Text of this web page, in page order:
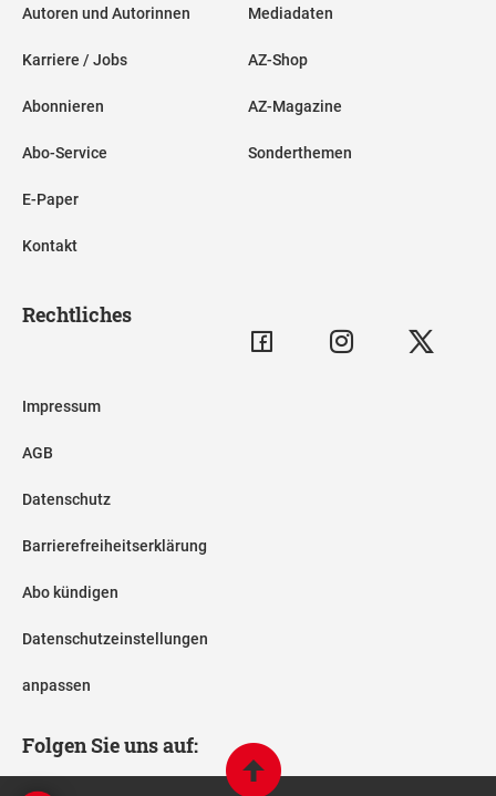
Autoren und Autorinnen
Karriere / Jobs
Abonnieren
Abo-Service
E-Paper
Kontakt
Mediadaten
AZ-Shop
AZ-Magazine
Sonderthemen
Rechtliches
Impressum
AGB
Datenschutz
Barrierefreiheitserklärung
Abo kündigen
Datenschutzeinstellungen
anpassen
Folgen Sie uns auf: